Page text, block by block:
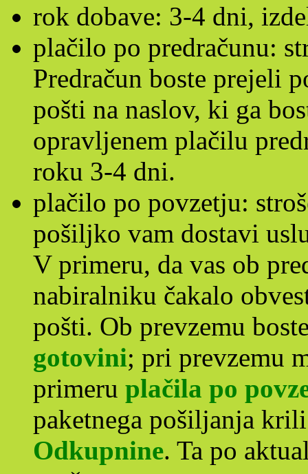
rok dobave: 3-4 dni,
plačilo po predračunu:
Predračun boste prejeli
pošti na naslov, ki ga
opravljenem plačilu
roku 3-4 dni.
plačilo po povzetju:
pošiljko vam dostavi
V primeru, da vas ob
nabiralniku čakalo
pošti. Ob prevzemu
gotovini; pri prevzemu
primeru plačila po
paketnega pošiljanja
Odkupnine. Ta po